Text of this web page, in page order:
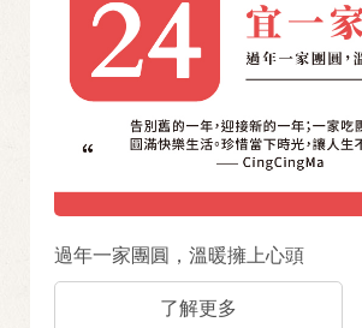
過年一家團圓，溫暖擁上心頭
了解更多